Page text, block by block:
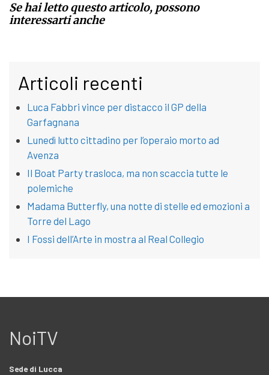
Se hai letto questo articolo, possono
interessarti anche
Articoli recenti
Luca Fabbri vince per distacco il GP della
Garfagnana
Lunedì lutto cittadino per l’operaio morto ad
Avenza
Il Boat Party trasloca, ma non scaccia tutte le
polemiche
Madama Butterfly, una notte di stelle ed emozioni a
Torre del Lago
I Fossi dell’Arte in mostra al Real Collegio
NoiTV
Sede di Lucca